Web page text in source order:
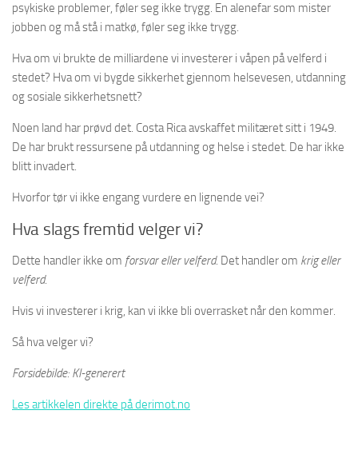
psykiske problemer, føler seg ikke trygg. En alenefar som mister
jobben og må stå i matkø, føler seg ikke trygg.
Hva om vi brukte de milliardene vi investerer i våpen på velferd i
stedet? Hva om vi bygde sikkerhet gjennom helsevesen, utdanning
og sosiale sikkerhetsnett?
Noen land har prøvd det. Costa Rica avskaffet militæret sitt i 1949.
De har brukt ressursene på utdanning og helse i stedet. De har ikke
blitt invadert.
Hvorfor tør vi ikke engang vurdere en lignende vei?
Hva slags fremtid velger vi?
Dette handler ikke om forsvar eller velferd. Det handler om krig eller
velferd.
Hvis vi investerer i krig, kan vi ikke bli overrasket når den kommer.
Så hva velger vi?
Forsidebilde: KI-generert
Les artikkelen direkte på derimot.no